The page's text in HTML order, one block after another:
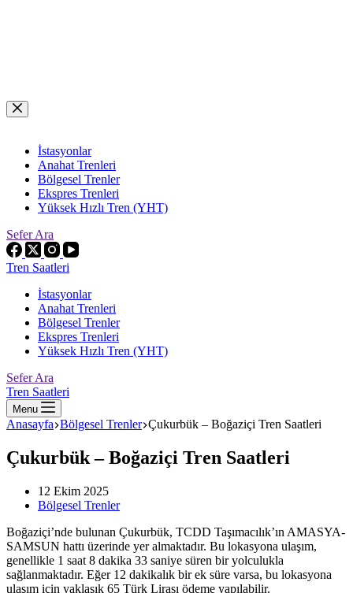
Skip
to
İstasyonlar
Anahat Trenleri
Bölgesel Trenler
Ekspres Trenleri
Yüksek Hızlı Tren (YHT)
Sefer Ara
Tren Saatleri
İstasyonlar
Anahat Trenleri
Bölgesel Trenler
Ekspres Trenleri
Yüksek Hızlı Tren (YHT)
Sefer Ara
Tren Saatleri
Menu
Anasayfa Bölgesel Trenler Çukurbük – Boğaziçi Tren Saatleri
Çukurbük – Boğaziçi Tren Saatleri
12 Ekim 2025
Bölgesel Trenler
Boğaziçi’nde bulunan Çukurbük, TCDD Taşımacılık’ın AMASYA-
SAMSUN hattı üzerinde yer almaktadır. Bu lokasyona ulaşım,
genellikle 1 saat 8 dakika 33 saniye süren bir yolculukla
sağlanmaktadır. Eğer 12 dakikalık bir ek süre varsa, bu lokasyona
ulaşım için yaklaşık 65 Türk Lirası ödeme yapılabilir.